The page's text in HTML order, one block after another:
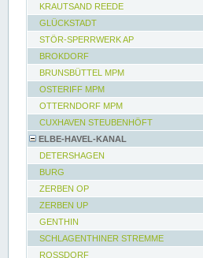
KRAUTSAND REEDE
GLÜCKSTADT
STÖR-SPERRWERK AP
BROKDORF
BRUNSBÜTTEL MPM
OSTERIFF MPM
OTTERNDORF MPM
CUXHAVEN STEUBENHÖFT
ELBE-HAVEL-KANAL
DETERSHAGEN
BURG
ZERBEN OP
ZERBEN UP
GENTHIN
SCHLAGENTHINER STREMME
ROSSDORF